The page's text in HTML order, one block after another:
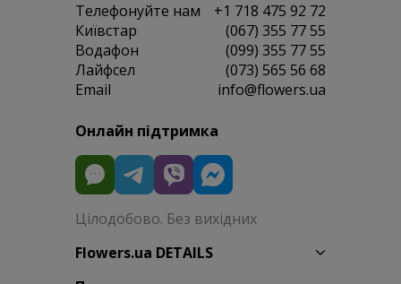
Телефонуйте нам
+1 718 475 92 72
Київстар
(067) 355 77 55
Водафон
(099) 355 77 55
Лайфсел
(073) 565 56 68
Email
info@flowers.ua
Онлайн підтримка
Цілодобово. Без вихідних
Flowers.ua DETAILS